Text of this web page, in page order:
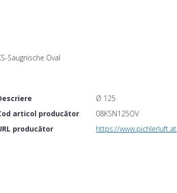
Saugnische Oval
Ø 125
articol producător
08KSN125OV
producător
https://www.pichlerluft.at